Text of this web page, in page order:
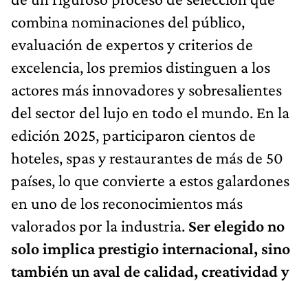
combina nominaciones del público,
evaluación de expertos y criterios de
excelencia, los premios distinguen a los
actores más innovadores y sobresalientes
del sector del lujo en todo el mundo. En la
edición 2025, participaron cientos de
hoteles, spas y restaurantes de más de 50
países, lo que convierte a estos galardones
en uno de los reconocimientos más
valorados por la industria. Ser elegido no
solo implica prestigio internacional, sino
también un aval de calidad, creatividad y